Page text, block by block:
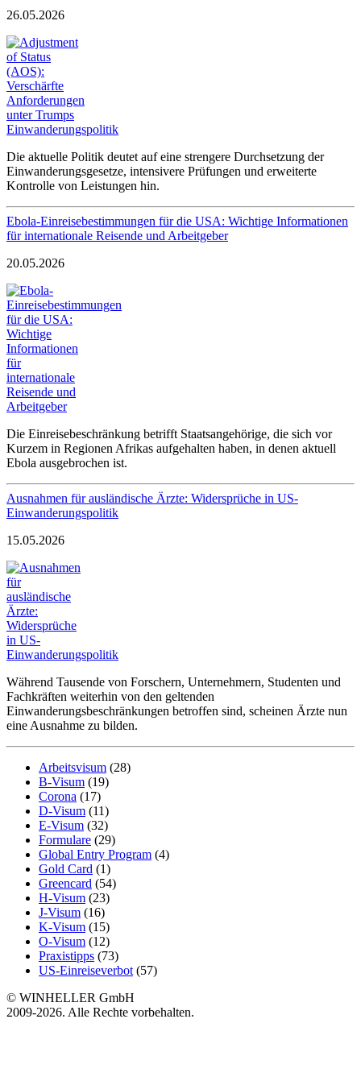
26.05.2026
Die aktuelle Politik deutet auf eine strengere Durchsetzung der
Einwanderungsgesetze, intensivere Prüfungen und erweiterte
Kontrolle von Leistungen hin.
Ebola-Einreisebestimmungen für die USA: Wichtige Informationen
für internationale Reisende und Arbeitgeber
20.05.2026
Die Einreisebeschränkung betrifft Staatsangehörige, die sich vor
Kurzem in Regionen Afrikas aufgehalten haben, in denen aktuell
Ebola ausgebrochen ist.
Ausnahmen für ausländische Ärzte: Widersprüche in US-
Einwanderungspolitik
15.05.2026
Während Tausende von Forschern, Unternehmern, Studenten und
Fachkräften weiterhin von den geltenden
Einwanderungsbeschränkungen betroffen sind, scheinen Ärzte nun
eine Ausnahme zu bilden.
Arbeitsvisum (28)
B-Visum (19)
Corona (17)
D-Visum (11)
E-Visum (32)
Formulare (29)
Global Entry Program (4)
Gold Card (1)
Greencard (54)
H-Visum (23)
J-Visum (16)
K-Visum (15)
O-Visum (12)
Praxistipps (73)
US-Einreiseverbot (57)
© WINHELLER GmbH
2009-2026. Alle Rechte vorbehalten.